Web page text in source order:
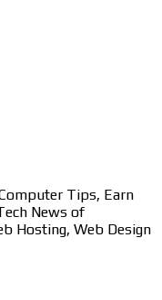
Tips, Earn
News of
Hosting, Web Design